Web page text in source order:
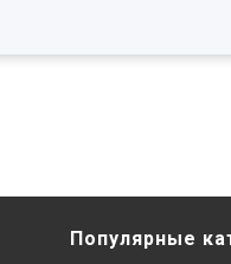
Популярные